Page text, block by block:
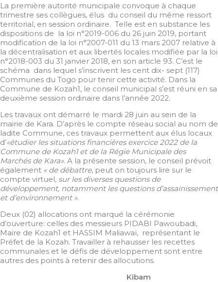
La première autorité municipale convoque à chaque
trimestre ses collègues, élus du conseil du même ressort
territorial, en session ordinaire. Telle est en substance les
dispositions de la loi n°2019-006 du 26 juin 2019, portant
modification de la loi n°2007-011 du 13 mars 2007 relative à
la décentralisation et aux libertés locales modifiée par la loi
n°2018-003 du 31 janvier 2018, en son article 93. C’est le
schéma dans lequel s’inscrivent les cent dix- sept (117)
Communes du Togo pour tenir cette activité. Dans la
Commune de Kozah1, le conseil municipal s’est réuni en sa
deuxième session ordinaire dans l’année 2022.
Les travaux ont démarré le mardi 28 juin au sein de la
mairie de Kara. D’après le compte réseau social au nom de
ladite Commune, ces travaux permettent aux élus locaux
d’«étudier les situations financières exercice 2022 de la
Commune de Kozah1 et de la Régie Municipale des
Marchés de Kara». A la présente session, le conseil prévoit
également « de débattre, peut on toujours lire sur le
compte virtuel, sur les diverses questions de
développement, notamment les questions d’assainissement
et d’environnement ».
Deux (02) allocations ont marqué la cérémonie
d’ouverture: celles des messieurs PIDABI Pawoubadi,
Maire de Kozah1 et HASSIM Maliawaï, représentant le
Préfet de la Kozah. Travailler à rehausser les recettes
communales et le défis de développement sont entre
autres des points à retenir des allocutions.
Kibam